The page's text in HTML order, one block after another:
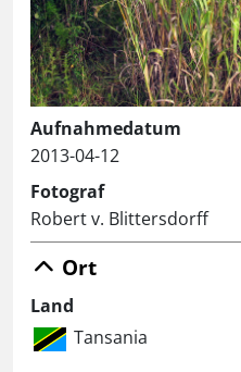
Aufnahmedatum
2013-04-12
Fotograf
Robert v. Blittersdorff
Ort
Land
Tansania